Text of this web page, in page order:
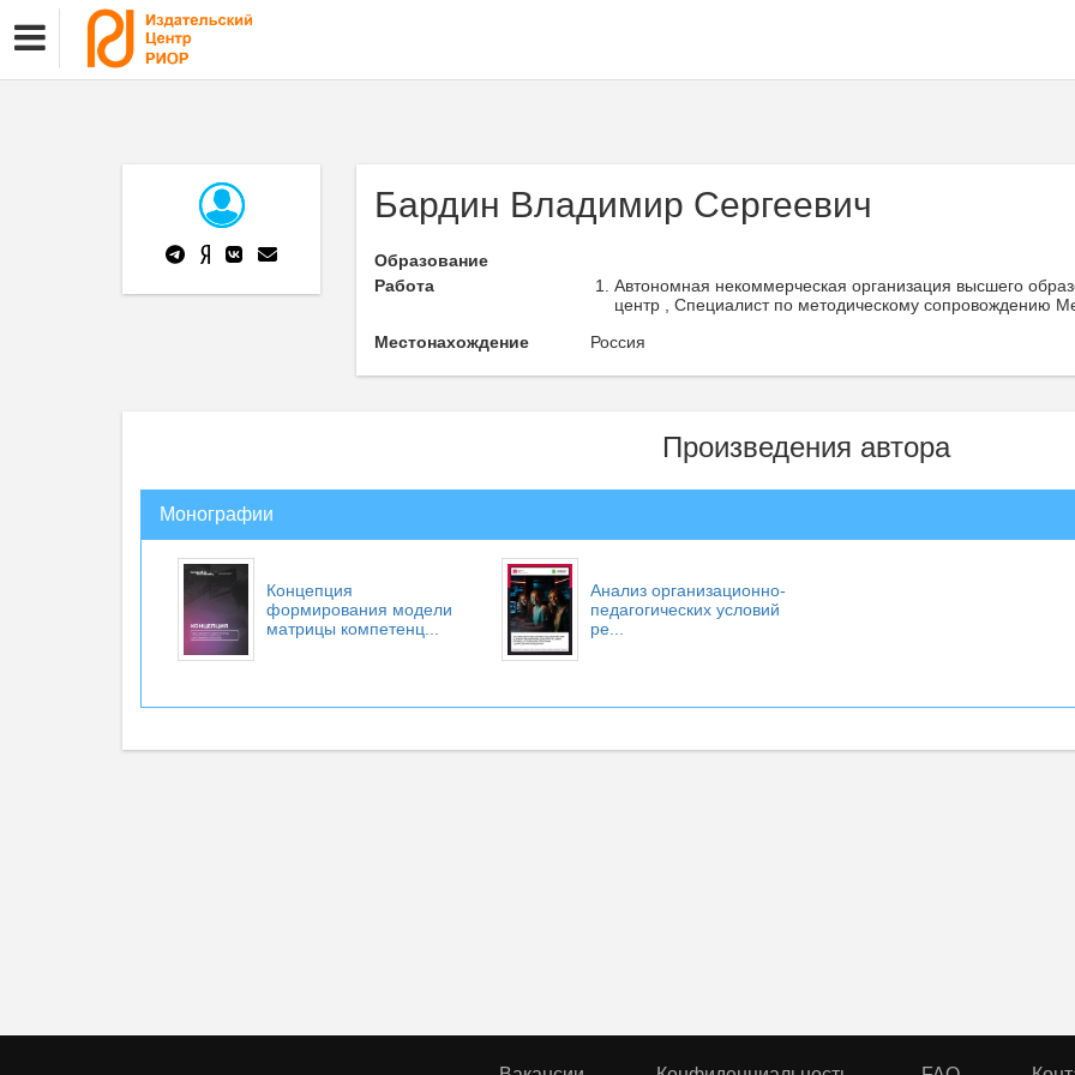
Бардин Владимир Сергеевич
Образование
Работа
Автономная некоммерческая организация высшего
центр , Специалист по методическому сопровождению
Местонахождение
Россия
Произведения автора
Монографии
Концепция
формирования модели
матрицы компетенц...
Анализ организационно-
педагогических условий
ре...